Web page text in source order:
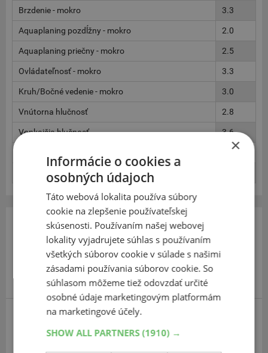
Brzdenie - mokro 3.3
Aquaplaning pozdĺžny - mokro 2.0
Aquaplaning priečny - mokro 2.5
Ovládateľnosť - mokro 3.3
Kruh/Bočné vedenie - mokro 3.0
Vnútorna hlučnosť 2.8
Vonkajšia hlučnosť 3.6
1.9
215 65 16
Uniroyal Rain expert 3 SUV
×
Informácie o cookies a
osobných údajoch
Táto webová lokalita používa súbory
cookie na zlepšenie používateľskej
skúsenosti. Používaním našej webovej
lokality vyjadrujete súhlas s používaním
všetkých súborov cookie v súlade s našimi
zásadami používania súborov cookie. So
súhlasom môžeme tiež odovzdať určité
osobné údaje marketingovým platformám
na marketingové účely.
SHOW ALL PARTNERS(1910) →